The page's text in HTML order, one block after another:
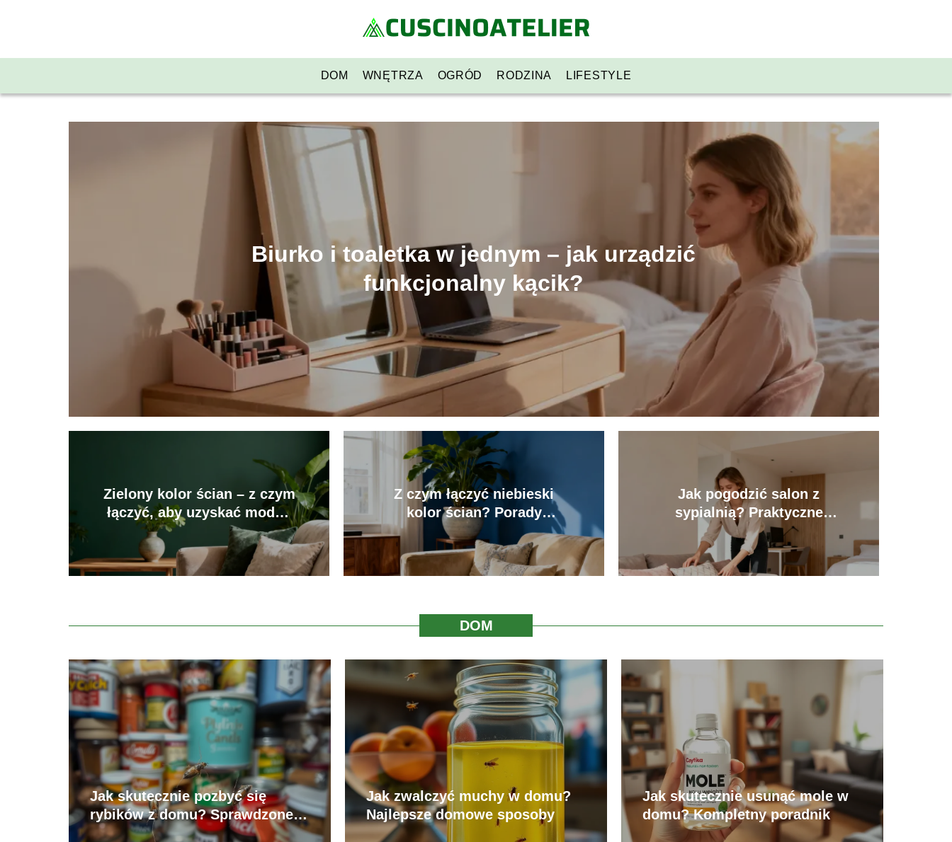
DOM WNĘTRZA OGRÓD RODZINA LIFESTYLE
Biurko i toaletka w jednym – jak urządzić
funkcjonalny kącik?
Zielony kolor ścian – z czym
łączyć, aby uzyskać modne
wnętrze?
Z czym łączyć niebieski
kolor ścian? Porady
aranżacyjne
Jak pogodzić salon z
sypialnią? Praktyczne
porady aranżacyjne
DOM
Jak skutecznie pozbyć się
rybików z domu? Sprawdzone
sposoby
Jak zwalczyć muchy w domu?
Najlepsze domowe sposoby
Jak skutecznie usunąć mole w
domu? Kompletny poradnik